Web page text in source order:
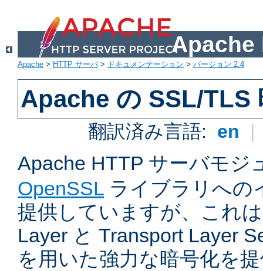
Apache
Apache > HTTP サーバ> ドキュメンテーション > バージョン 2.4
Apache の SSL/TLS
翻訳済み言語: en |
Apache HTTP サーバモジ
OpenSSL ライブラリへの
提供していますが、これ
Layer と Transport Layer
を用いた強力な暗号化を